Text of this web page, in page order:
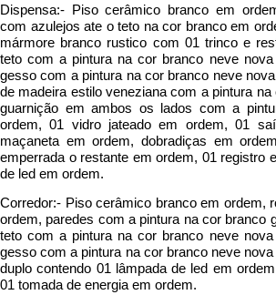
Dispensa:- Piso cerâmico branco em
com azulejos ate o teto na cor branco em
mármore branco rustico com 01 trinco e
teto com a pintura na cor branco neve
gesso com a pintura na cor branco neve
de madeira estilo veneziana com a pintura
guarnição em ambos os lados com a
ordem, 01 vidro jateado em ordem, 01
maçaneta em ordem, dobradiças em
emperrada o restante em ordem, 01 registro
de led em ordem.
Corredor:- Piso cerâmico branco em ordem,
ordem, paredes com a pintura na cor branco
teto com a pintura na cor branco neve
gesso com a pintura na cor branco neve
duplo contendo 01 lâmpada de led em
01 tomada de energia em ordem.